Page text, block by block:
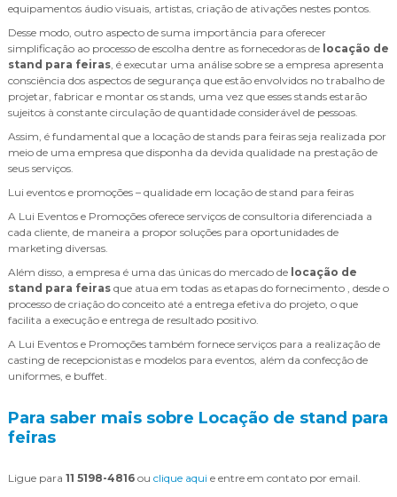
equipamentos áudio visuais, artistas, criação de ativações nestes pontos.
Desse modo, outro aspecto de suma importância para oferecer
simplificação ao processo de escolha dentre as fornecedoras de locação de
stand para feiras, é executar uma análise sobre se a empresa apresenta
consciência dos aspectos de segurança que estão envolvidos no trabalho de
projetar, fabricar e montar os stands, uma vez que esses stands estarão
sujeitos à constante circulação de quantidade considerável de pessoas.
Assim, é fundamental que a locação de stands para feiras seja realizada por
meio de uma empresa que disponha da devida qualidade na prestação de
seus serviços.
Lui eventos e promoções – qualidade em locação de stand para feiras
A Lui Eventos e Promoções oferece serviços de consultoria diferenciada a
cada cliente, de maneira a propor soluções para oportunidades de
marketing diversas.
Além disso, a empresa é uma das únicas do mercado de locação de
stand para feiras que atua em todas as etapas do fornecimento , desde o
processo de criação do conceito até a entrega efetiva do projeto, o que
facilita a execução e entrega de resultado positivo.
A Lui Eventos e Promoções também fornece serviços para a realização de
casting de recepcionistas e modelos para eventos, além da confecção de
uniformes, e buffet.
Para saber mais sobre Locação de stand para
feiras
Ligue para 11 5198-4816 ou clique aqui e entre em contato por email.